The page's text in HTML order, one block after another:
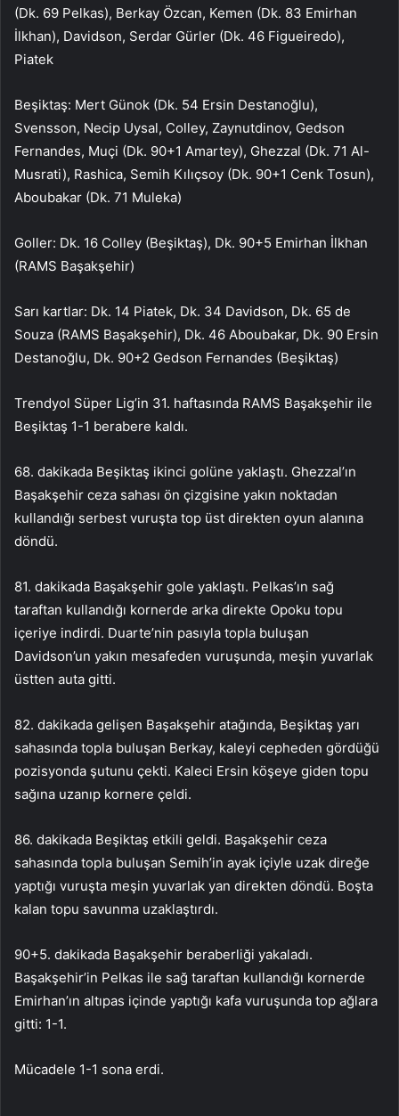
(Dk. 69 Pelkas), Berkay Özcan, Kemen (Dk. 83 Emirhan
İlkhan), Davidson, Serdar Gürler (Dk. 46 Figueiredo),
Piatek
Beşiktaş: Mert Günok (Dk. 54 Ersin Destanoğlu),
Svensson, Necip Uysal, Colley, Zaynutdinov, Gedson
Fernandes, Muçi (Dk. 90+1 Amartey), Ghezzal (Dk. 71 Al-
Musrati), Rashica, Semih Kılıçsoy (Dk. 90+1 Cenk Tosun),
Aboubakar (Dk. 71 Muleka)
Goller: Dk. 16 Colley (Beşiktaş), Dk. 90+5 Emirhan İlkhan
(RAMS Başakşehir)
Sarı kartlar: Dk. 14 Piatek, Dk. 34 Davidson, Dk. 65 de
Souza (RAMS Başakşehir), Dk. 46 Aboubakar, Dk. 90 Ersin
Destanoğlu, Dk. 90+2 Gedson Fernandes (Beşiktaş)
Trendyol Süper Lig’in 31. haftasında RAMS Başakşehir ile
Beşiktaş 1-1 berabere kaldı.
68. dakikada Beşiktaş ikinci golüne yaklaştı. Ghezzal’ın
Başakşehir ceza sahası ön çizgisine yakın noktadan
kullandığı serbest vuruşta top üst direkten oyun alanına
döndü.
81. dakikada Başakşehir gole yaklaştı. Pelkas’ın sağ
taraftan kullandığı kornerde arka direkte Opoku topu
içeriye indirdi. Duarte’nin pasıyla topla buluşan
Davidson’un yakın mesafeden vuruşunda, meşin yuvarlak
üstten auta gitti.
82. dakikada gelişen Başakşehir atağında, Beşiktaş yarı
sahasında topla buluşan Berkay, kaleyi cepheden gördüğü
pozisyonda şutunu çekti. Kaleci Ersin köşeye giden topu
sağına uzanıp kornere çeldi.
86. dakikada Beşiktaş etkili geldi. Başakşehir ceza
sahasında topla buluşan Semih’in ayak içiyle uzak direğe
yaptığı vuruşta meşin yuvarlak yan direkten döndü. Boşta
kalan topu savunma uzaklaştırdı.
90+5. dakikada Başakşehir beraberliği yakaladı.
Başakşehir’in Pelkas ile sağ taraftan kullandığı kornerde
Emirhan’ın altıpas içinde yaptığı kafa vuruşunda top ağlara
gitti: 1-1.
Mücadele 1-1 sona erdi.